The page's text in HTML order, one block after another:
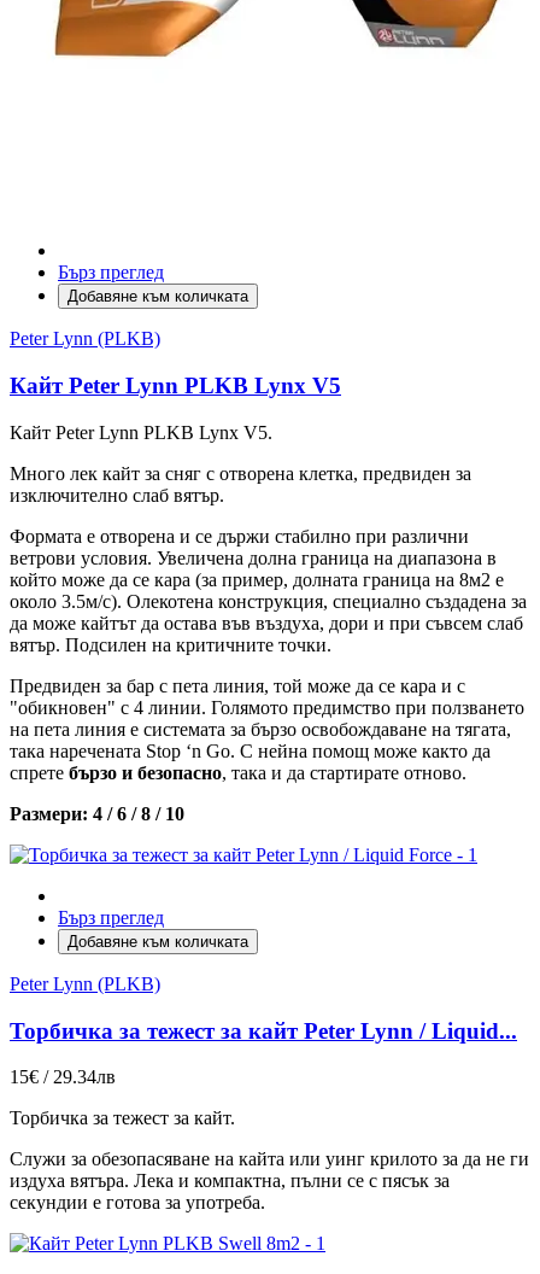
Бърз преглед
Добавяне към количката
Peter Lynn (PLKB)
Кайт Peter Lynn PLKB Lynx V5
Кайт Peter Lynn PLKB Lynx V5.
Много лек кайт за сняг с отворена клетка, предвиден за
изключително слаб вятър.
Формата е отворена и се държи стабилно при различни
ветрови условия. Увеличена долна граница на диапазона в
който може да се кара (за пример, долната граница на 8м2 е
около 3.5м/с). Олекотена конструкция, специално създадена за
да може кайтът да остава във въздуха, дори и при съвсем слаб
вятър. Подсилен на критичните точки.
Предвиден за бар с пета линия, той може да се кара и с
"обикновен" с 4 линии. Голямото предимство при ползването
на пета линия е системата за бързо освобождаване на тягата,
така наречената Stop ‘n Go. С нейна помощ може както да
спрете бързо и безопасно, така и да стартирате отново.
Размери: 4 / 6 / 8 / 10
Бърз преглед
Добавяне към количката
Peter Lynn (PLKB)
Торбичка за тежест за кайт Peter Lynn / Liquid...
15€ / 29.34лв
Торбичка за тежест за кайт.
Служи за обезопасяване на кайта или уинг крилото за да не ги
издуха вятъра. Лека и компактна, пълни се с пясък за
секундии е готова за употреба.